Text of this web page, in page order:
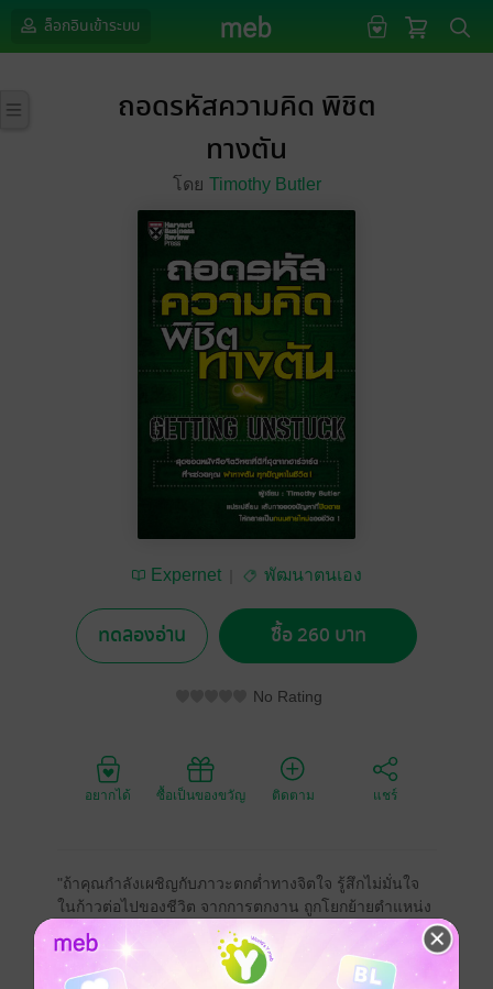
ล็อกอินเข้าระบบ
ถอดรหัสความคิด พิชิต
ทางตัน
โดย Timothy Butler
Expernet พัฒนาตนเอง
ทดลองอ่าน ซื้อ 260 บาท
No Rating
อยากได้ ซื้อเป็นของขวัญ ติดตาม แชร์
"ถ้าคุณกำลังเผชิญกับภาวะตกต่ำทางจิตใจ รู้สึกไม่มั่นใจ
ในก้าวต่อไปของชีวิต จากการตกงาน ถูกโยกย้ายตำแหน่ง
สถานที่ทำงานกลายเป็นสถานที่น่าเบื่อ อาชีพที่คุณทำมา
ตลอดทั้งชีวิต จู่ๆ ก็หมดความน่าสนใจไปเฉยๆ ราวกับว่า
มันไม่มีความหมายท้าทายในชีวิตอีกต่อไปแล้ว แสดง